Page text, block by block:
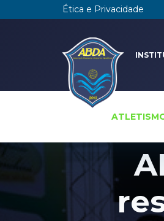
Ética e Privacidade